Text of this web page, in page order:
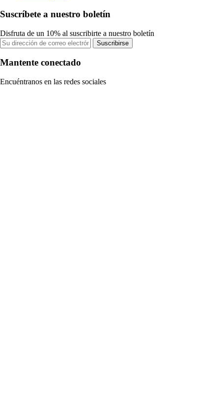
Suscríbete a nuestro boletín
Disfruta de un 10% al suscribirte a nuestro boletín
Suscribirse
Mantente conectado
Encuéntranos en las redes sociales